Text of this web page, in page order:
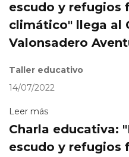
escudo y refugios
climático" llega al
Valonsadero
Taller educativo
14/07/2022
Leer más
Charla educativa:
escudo y refugios